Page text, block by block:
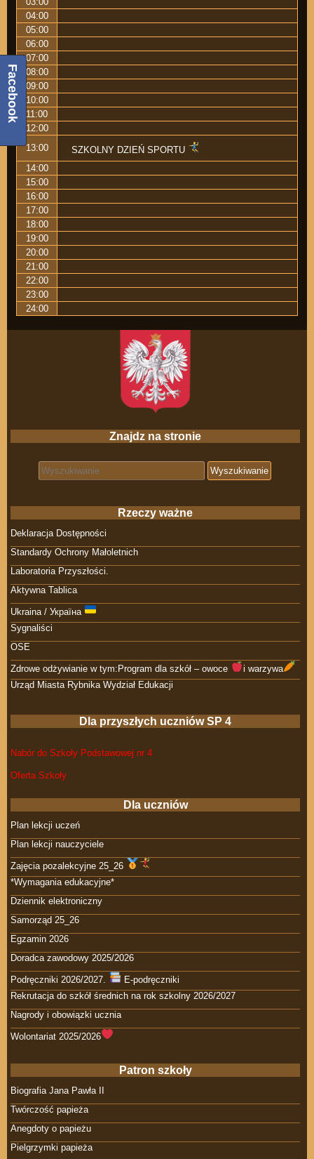
04:00
05:00
06:00
07:00
08:00
09:00
10:00
11:00
12:00
13:00
SZKOLNY DZIEŃ SPORTU
14:00
15:00
16:00
17:00
18:00
19:00
20:00
21:00
22:00
23:00
24:00
Znajdz na stronie
Search for:
Rzeczy ważne
Deklaracja Dostępności
Standardy Ochrony Małoletnich
Laboratoria Przyszłości.
Aktywna Tablica
Ukraina / Україна
Sygnaliści
OSE
Zdrowe odżywianie w tym:Program dla szkół – owoce
i warzywa
Urząd Miasta Rybnika Wydział Edukacji
Dla przyszłych uczniów SP 4
Nabór do Szkoły Podstawowej nr 4
Oferta Szkoły
Dla uczniów
Plan lekcji uczeń
Plan lekcji nauczyciele
Zajęcia pozalekcyjne 25_26
*Wymagania edukacyjne*
Dziennik elektroniczny
Samorząd 25_26
Egzamin 2026
Doradca zawodowy 2025/2026
Podręczniki 2026/2027.
E-podręczniki
Rekrutacja do szkół średnich na rok szkolny 2026/2027
Nagrody i obowiązki ucznia
Wolontariat 2025/2026
Patron szkoły
Biografia Jana Pawła II
Twórczość papieża
Anegdoty o papieżu
Pielgrzymki papieża
Facebook